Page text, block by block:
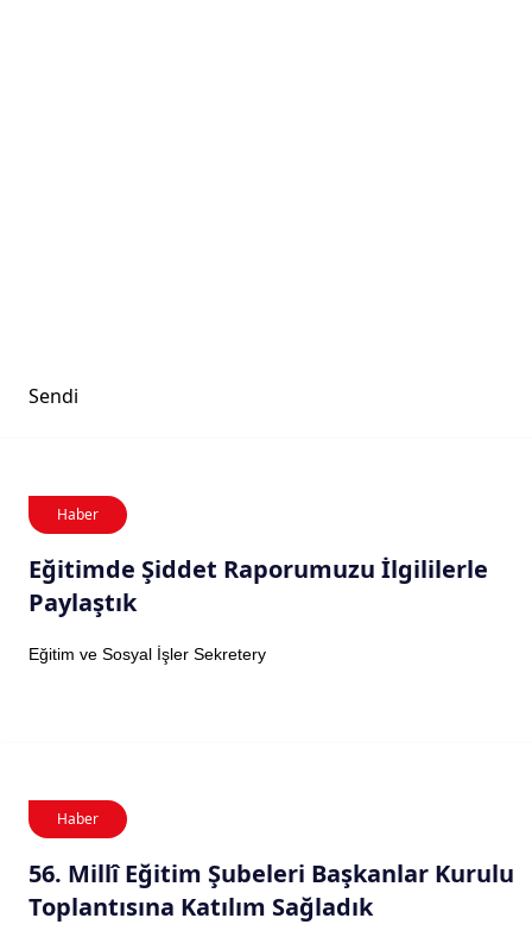
Sendi
Haber
Eğitimde Şiddet Raporumuzu İlgililerle
Paylaştık
Eğitim ve Sosyal İşler Sekretery
Haber
56. Millî Eğitim Şubeleri Başkanlar Kurulu
Toplantısına Katılım Sağladık